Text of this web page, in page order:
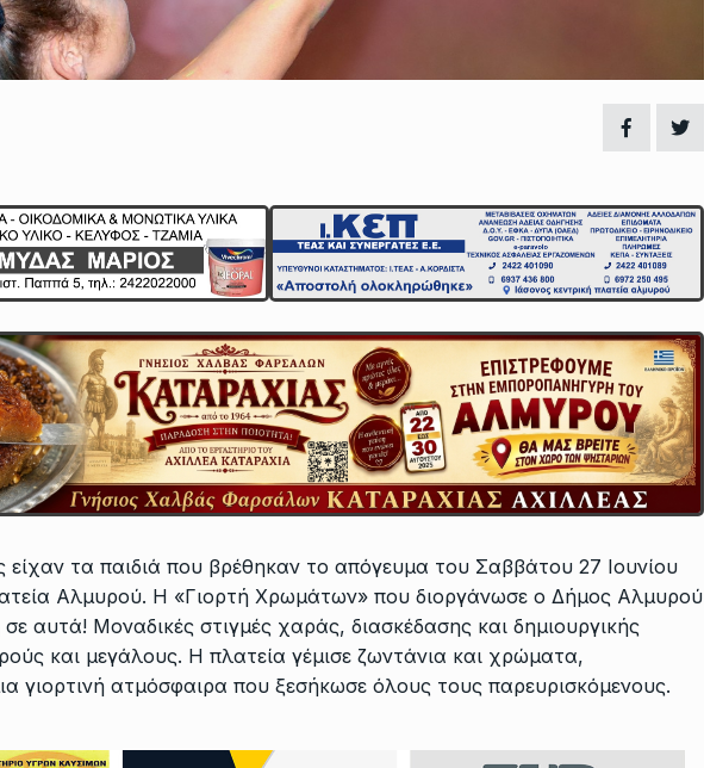
είχαν τα παιδιά που βρέθηκαν το απόγευμα του Σαββάτου 27 Ιουνίου
Αλμυρού. Η «Γιορτή Χρωμάτων» που διοργάνωσε ο Δήμος Αλμυρού
αυτά! Μοναδικές στιγμές χαράς, διασκέδασης και δημιουργικής
και μεγάλους. Η πλατεία γέμισε ζωντάνια και χρώματα,
γιορτινή ατμόσφαιρα που ξεσήκωσε όλους τους παρευρισκόμενους.